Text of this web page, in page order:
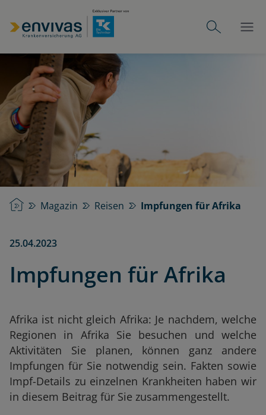
StartseiteMagazin Reisen Impfungen für Afrika
25.04.2023
Impfungen für Afrika
Afrika ist nicht gleich Afrika: Je nachdem, welche
Regionen in Afrika Sie besuchen und welche
Aktivitäten Sie planen, können ganz andere
Impfungen für Sie notwendig sein. Fakten sowie
Impf-Details zu einzelnen Krankheiten haben wir
in diesem Beitrag für Sie zusammengestellt.